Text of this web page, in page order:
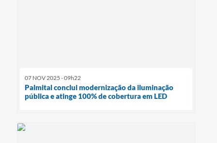
07 NOV 2025 - 09h22
Palmital conclui modernização da iluminação
pública e atinge 100% de cobertura em LED